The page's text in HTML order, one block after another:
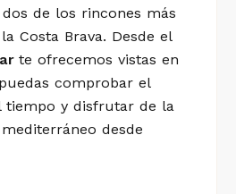
de los rincones más
Costa Brava. Desde el
te ofrecemos vistas en
comprobar el
tiempo y disfrutar de la
desde